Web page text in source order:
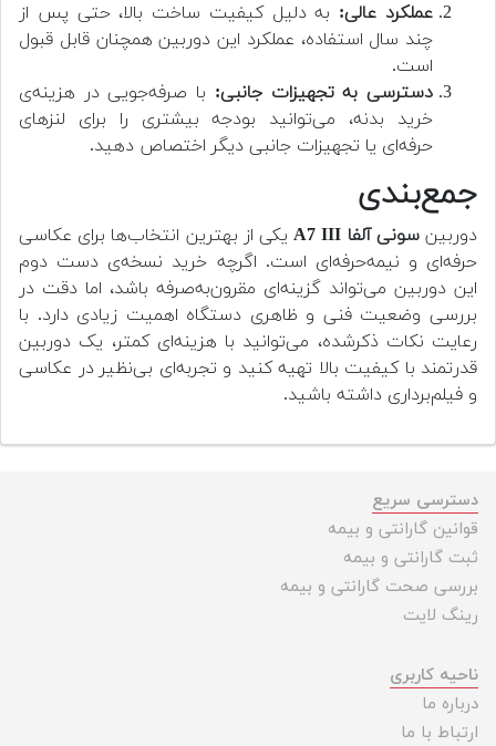
عملکرد عالی: به دلیل کیفیت ساخت بالا، حتی پس از
چند سال استفاده، عملکرد این دوربین همچنان قابل قبول
است.
دسترسی به تجهیزات جانبی: با صرفه‌جویی در هزینه‌ی
خرید بدنه، می‌توانید بودجه بیشتری را برای لنزهای
حرفه‌ای یا تجهیزات جانبی دیگر اختصاص دهید.
جمع‌بندی
دوربینسونی آلفا A7 III
یکی از بهترین انتخاب‌ها برای عکاسی
حرفه‌ای و نیمه‌حرفه‌ای است. اگرچه خرید نسخه‌ی دست دوم
این دوربین می‌تواند گزینه‌ای مقرون‌به‌صرفه باشد، اما دقت در
بررسی وضعیت فنی و ظاهری دستگاه اهمیت زیادی دارد. با
رعایت نکات ذکرشده، می‌توانید با هزینه‌ای کمتر، یک دوربین
قدرتمند با کیفیت بالا تهیه کنید و تجربه‌ای بی‌نظیر در عکاسی
و فیلم‌برداری داشته باشید.
دسترسی سریع
قوانین گارانتی و بیمه
ثبت گارانتی و بیمه
بررسی صحت گارانتی و بیمه
رینگ لایت
ناحیه کاربری
درباره ما
ارتباط با ما